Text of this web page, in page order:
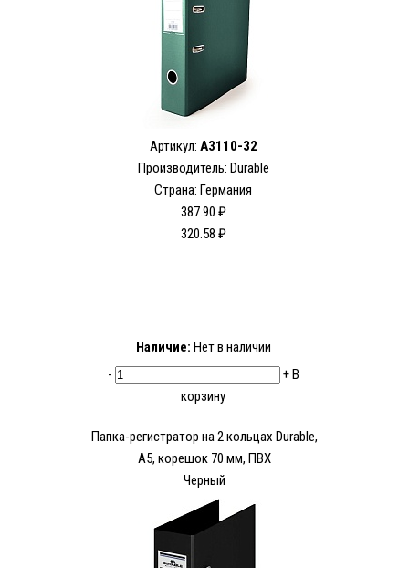
Артикул: A3110-32
Производитель: Durable
Страна: Германия
387.90 ₽
320.58 ₽
Наличие: Нет в наличии
-
+В
корзину
Папка-регистратор на 2 кольцах Durable,
А5, корешок 70 мм, ПВХ
Черный